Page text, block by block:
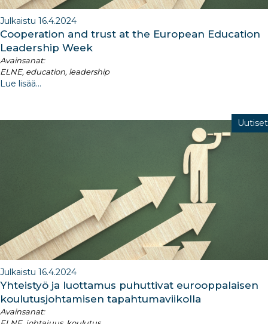
Julkaistu 16.4.2024
Cooperation and trust at the European Education
Leadership Week
Avainsanat:
ELNE, education, leadership
Lue lisää...
Uutiset
Julkaistu 16.4.2024
Yhteistyö ja luottamus puhuttivat eurooppalaisen
koulutusjohtamisen tapahtumaviikolla
Avainsanat: